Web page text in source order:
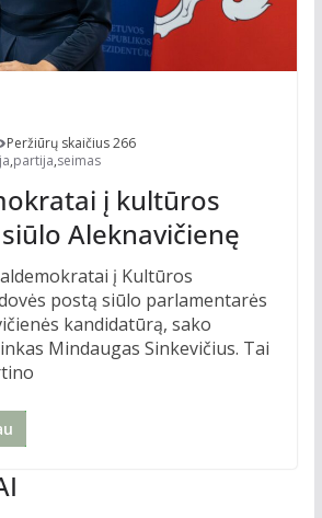
Peržiūrų skaičius 266
,partija,seimas
į kultūros
Aleknavičienę
į Kultūros
postą siūlo parlamentarės
kandidatūrą, sako
Mindaugas Sinkevičius. Tai